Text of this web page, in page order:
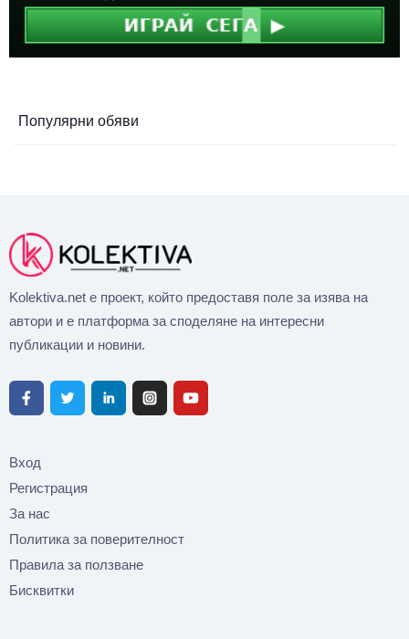
Популярни обяви
Kolektiva.net е проект, който предоставя поле за изява на
автори и е платформа за споделяне на интересни
публикации и новини.
Вход
Регистрация
За нас
Политика за поверителност
Правила за ползване
Бисквитки